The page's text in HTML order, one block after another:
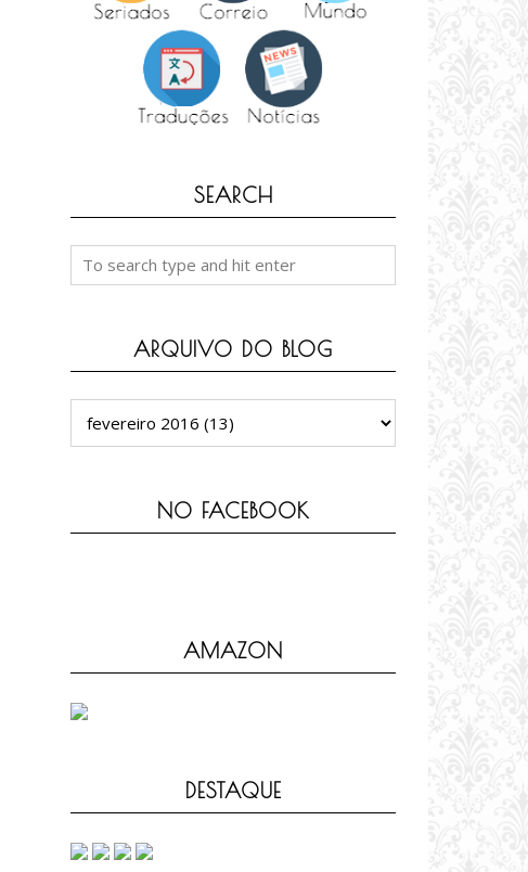
SEARCH
ARQUIVO DO BLOG
NO FACEBOOK
AMAZON
DESTAQUE